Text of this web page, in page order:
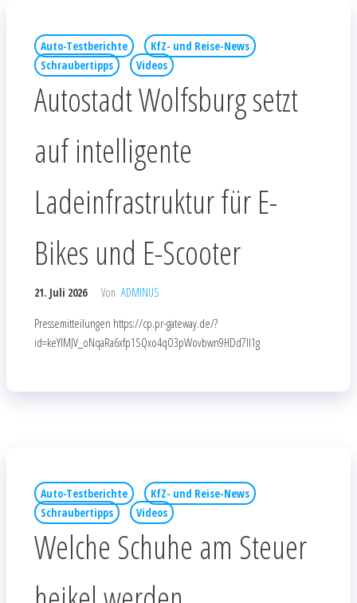
Auto-Testberichte
KfZ- und Reise-News
Schraubertipps
Videos
Autostadt Wolfsburg setzt
auf intelligente
Ladeinfrastruktur für E-
Bikes und E-Scooter
21. Juli 2026 Von ADMINUS
Pressemitteilungen https://cp.pr-gateway.de/?
id=keYlMJV_oNqaRa6xfp1SQxo4qO3pWovbwn9HDd7Il1g
Auto-Testberichte
KfZ- und Reise-News
Schraubertipps
Videos
Welche Schuhe am Steuer